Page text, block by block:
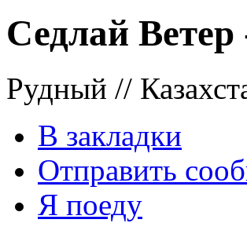
Седлай
Рудный //
В закладки
Отправить
Я поеду